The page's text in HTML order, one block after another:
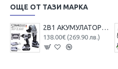
ОЩЕ ОТ ТАЗИ МАРКА
2В1 АКУМУЛАТОРЕН ЪГЛОШЛАЙФ 125ММ И БЕЗЖИЧЕН ГАЙКОВЕРТ-ВИНТОВЕРТ БЕЗЧЕТКОВ УДАРЕН 36V 8,0AH STAHLMAYER 4X БАТЕРИЯ 2 ЗАРЯДНО В КУФАР РАКЕТА
138.00€ (269.90 лв.)